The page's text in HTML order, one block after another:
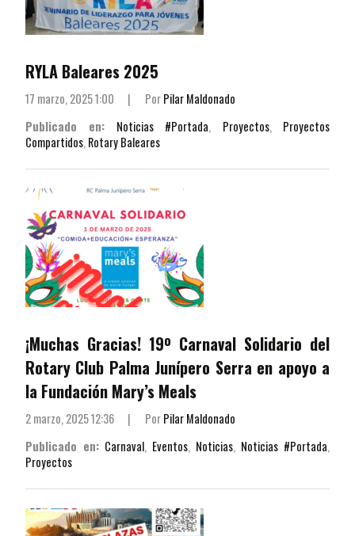
RYLA Baleares 2025
17 marzo, 2025 1:00 | PorPilar Maldonado
Publicado en:
Noticias #Portada, Proyectos, Proyectos
Compartidos, Rotary Baleares
¡Muchas Gracias! 19º Carnaval Solidario del
Rotary Club Palma Junípero Serra en apoyo a
la Fundación Mary’s Meals
2 marzo, 2025 12:36 | PorPilar Maldonado
Publicado en: Carnaval, Eventos, Noticias, Noticias #Portada,
Proyectos